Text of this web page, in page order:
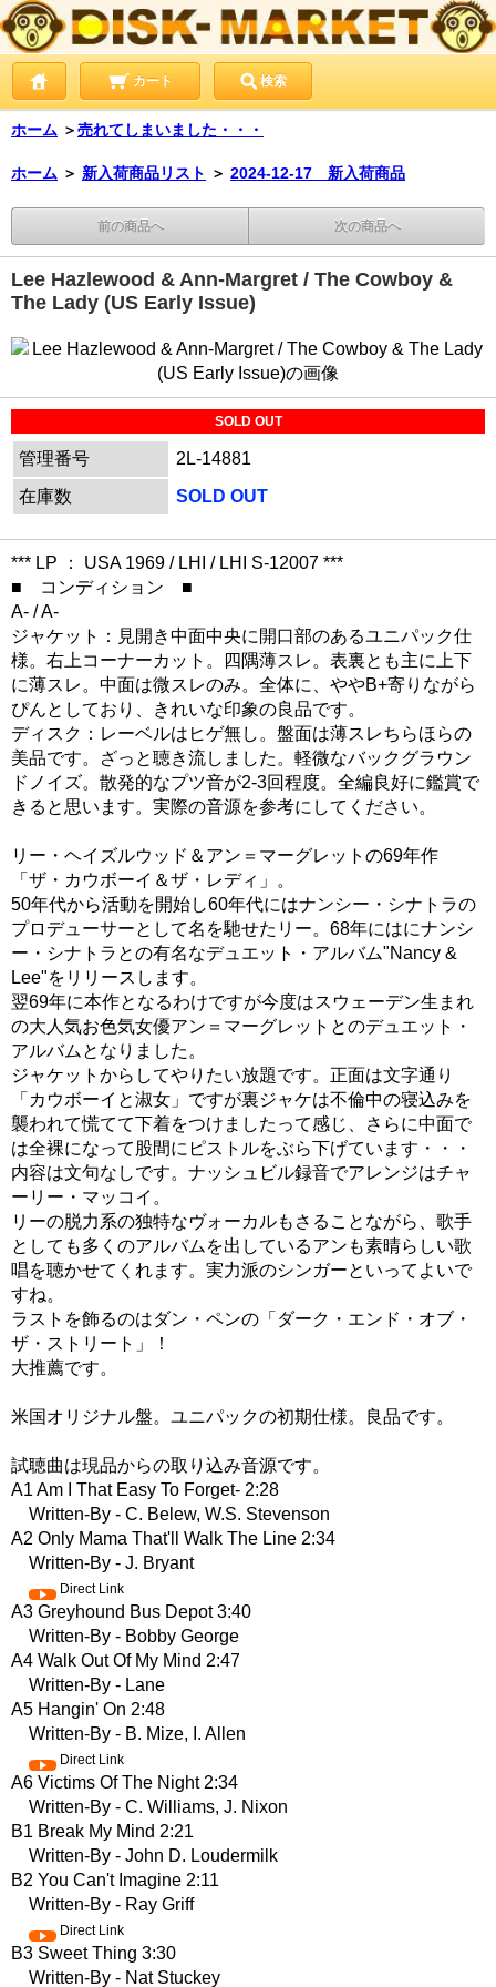
カート 検索
ホーム ＞売れてしまいました・・・
ホーム ＞ 新入荷商品リスト ＞ 2024-12-17 新入荷商品
前の商品へ 次の商品へ
Lee Hazlewood & Ann-Margret / The Cowboy &
The Lady (US Early Issue)
SOLD OUT
管理番号
2L-14881
在庫数
SOLD OUT
*** LP ： USA 1969 / LHI / LHI S-12007 ***
■ コンディション ■
A- / A-
ジャケット：見開き中面中央に開口部のあるユニパック仕
様。右上コーナーカット。四隅薄スレ。表裏とも主に上下
に薄スレ。中面は微スレのみ。全体に、ややB+寄りながら
ぴんとしており、きれいな印象の良品です。
ディスク：レーベルはヒゲ無し。盤面は薄スレちらほらの
美品です。ざっと聴き流しました。軽微なバックグラウン
ドノイズ。散発的なプツ音が2-3回程度。全編良好に鑑賞で
きると思います。実際の音源を参考にしてください。
リー・ヘイズルウッド＆アン＝マーグレットの69年作
「ザ・カウボーイ＆ザ・レディ」。
50年代から活動を開始し60年代にはナンシー・シナトラの
プロデューサーとして名を馳せたリー。68年にはにナンシ
ー・シナトラとの有名なデュエット・アルバム"Nancy &
Lee"をリリースします。
翌69年に本作となるわけですが今度はスウェーデン生まれ
の大人気お色気女優アン＝マーグレットとのデュエット・
アルバムとなりました。
ジャケットからしてやりたい放題です。正面は文字通り
「カウボーイと淑女」ですが裏ジャケは不倫中の寝込みを
襲われて慌てて下着をつけましたって感じ、さらに中面で
は全裸になって股間にピストルをぶら下げています・・・
内容は文句なしです。ナッシュビル録音でアレンジはチャ
ーリー・マッコイ。
リーの脱力系の独特なヴォーカルもさることながら、歌手
としても多くのアルバムを出しているアンも素晴らしい歌
唱を聴かせてくれます。実力派のシンガーといってよいで
すね。
ラストを飾るのはダン・ペンの「ダーク・エンド・オブ・
ザ・ストリート」！
大推薦です。
米国オリジナル盤。ユニパックの初期仕様。良品です。
試聴曲は現品からの取り込み音源です。
A1 Am I That Easy To Forget- 2:28
Written-By - C. Belew, W.S. Stevenson
A2 Only Mama That'll Walk The Line 2:34
Written-By - J. Bryant
Direct Link
A3 Greyhound Bus Depot 3:40
Written-By - Bobby George
A4 Walk Out Of My Mind 2:47
Written-By - Lane
A5 Hangin' On 2:48
Written-By - B. Mize, I. Allen
Direct Link
A6 Victims Of The Night 2:34
Written-By - C. Williams, J. Nixon
B1 Break My Mind 2:21
Written-By - John D. Loudermilk
B2 You Can't Imagine 2:11
Written-By - Ray Griff
Direct Link
B3 Sweet Thing 3:30
Written-By - Nat Stuckey